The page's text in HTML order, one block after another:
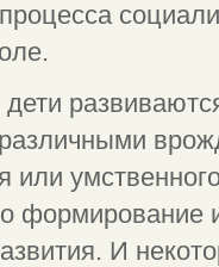
или
формирование
И